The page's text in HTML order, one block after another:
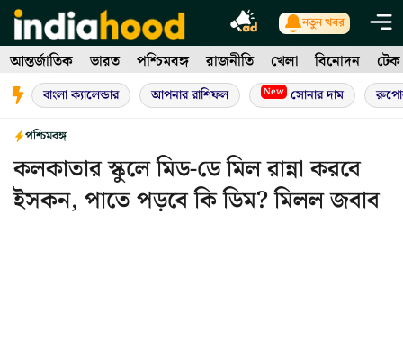
Skip
to
content
নতুন খবর
আন্তর্জাতিক ভারত পশ্চিমবঙ্গ রাজনীতি খেলা বিনোদন টেক
বাংলা ক্যালেন্ডার আপনার রাশিফল New সোনার দাম
পশ্চিমবঙ্গ
কলকাতার স্কুলে মিড-ডে মিল রান্না করবে
ইসকন, পাতে পড়বে কি ডিম? মিলল জবাব